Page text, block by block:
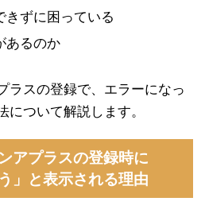
きずに困っている
あるのか
ラスの登録で、エラーになっ
について解説します。
アプラスの登録時に
」と表示される理由